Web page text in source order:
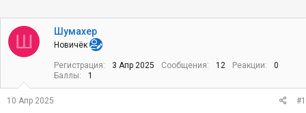
т
о
т
ы
т
а
н
ч
а
л
Ш Шумахер
Новичёк
Регистрация 3 Апр 2025 Сообщения 12 Реакции
0
Баллы
1
10 Апр 2025 #1